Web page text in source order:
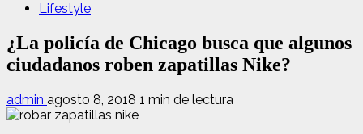
Lifestyle
¿La policía de Chicago busca que algunos
ciudadanos roben zapatillas Nike?
admin agosto 8, 2018 1 min de lectura